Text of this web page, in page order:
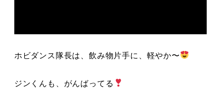
ホビダンス隊長は、飲み物片手に、軽やか〜
ジンくんも、がんばってる